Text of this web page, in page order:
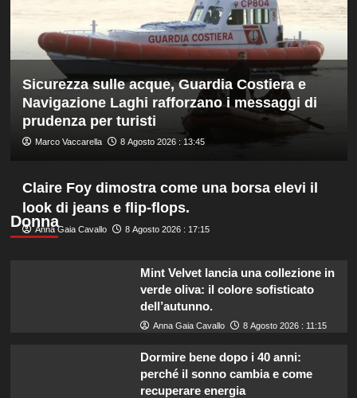
fondo,
oro
a
Paltrinieri
quarto
nella
maschile
Sicurezza sulle acque, Guardia Costiera e
Navigazione Laghi rafforzano i messaggi di
prudenza per turisti
Marco Vaccarella 8 Agosto 2026 : 13:45
Donna
Claire Foy dimostra come una borsa elevi il
look di jeans e flip-flops.
Anna Gaia Cavallo 8 Agosto 2026 : 17:15
Mint Velvet lancia una collezione in
verde oliva: il colore sofisticato
dell’autunno.
Anna Gaia Cavallo 8 Agosto 2026 : 11:15
Dormire bene dopo i 40 anni:
perché il sonno cambia e come
recuperare energia